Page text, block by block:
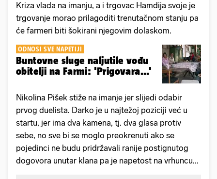
Kriza vlada na imanju, a i trgovac Hamdija svoje je
trgovanje morao prilagoditi trenutačnom stanju pa
će farmeri biti šokirani njegovim dolaskom.
ODNOSI SVE NAPETIJI
Buntovne sluge naljutile vođu
obitelji na Farmi: 'Prigovara...'
Nikolina Pišek stiže na imanje jer slijedi odabir
prvog duelista. Darko je u najtežoj poziciji već u
startu, jer ima dva kamena, tj. dva glasa protiv
sebe, no sve bi se moglo preokrenuti ako se
pojedinci ne budu pridržavali ranije postignutog
dogovora unutar klana pa je napetost na vrhuncu...